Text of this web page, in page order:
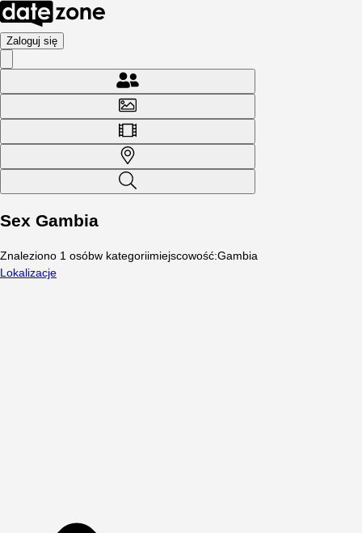
Zaloguj się
Sex Gambia
Znaleziono 1 osóbw kategoriimiejscowość:Gambia
Lokalizacje